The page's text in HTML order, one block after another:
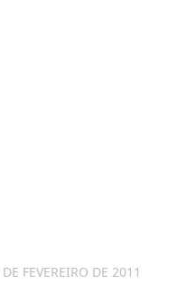
FEVEREIRO DE 2011